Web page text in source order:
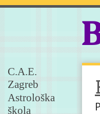
C.A.E.
Zagreb
Astrološka
škola